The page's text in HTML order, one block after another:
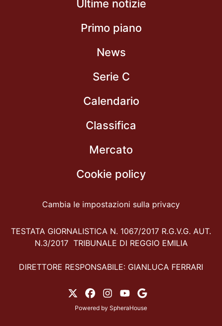
Ultime notizie
Primo piano
News
Serie C
Calendario
Classifica
Mercato
Cookie policy
Cambia le impostazioni sulla privacy
TESTATA GIORNALISTICA N. 1067/2017 R.G.V.G. AUT.
N.3/2017 TRIBUNALE DI REGGIO EMILIA
DIRETTORE RESPONSABILE: GIANLUCA FERRARI
Powered by SpheraHouse